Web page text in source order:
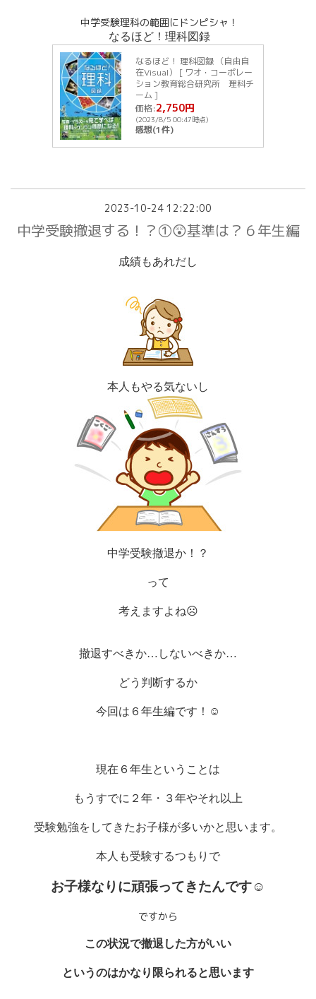
中学受験理科の範囲にドンピシャ！
なるほど！理科図録
なるほど！ 理科図録 （自由自
在Visual） [ ワオ・コーポレー
ション教育総合研究所 理科チ
ーム ]
価格:2,750円
(2023/8/5 00:47時点)
感想(1件)
2023-10-24 12:22:00
中学受験撤退する！？①😲基準は？６年生編
成績もあれだし
本人もやる気ないし
中学受験撤退か！？
って
考えますよね☹
撤退すべきか…しないべきか…
どう判断するか
今回は６年生編です！ ☺
現在６年生ということは
もうすでに２年・３年やそれ以上
受験勉強をしてきたお子様が多いかと思います。
本人も受験するつもりで
お子様なりに頑張ってきたんです☺
ですから
この状況で撤退した方がいい
というのはかなり限られると思います